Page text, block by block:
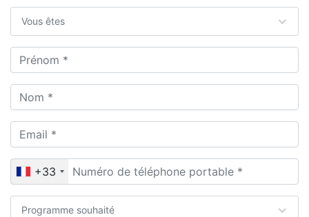
Vous êtes
+33
Programme souhaité